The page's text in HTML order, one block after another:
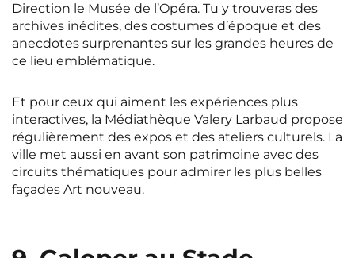
Direction le Musée de l’Opéra. Tu y trouveras des
archives inédites, des costumes d’époque et des
anecdotes surprenantes sur les grandes heures de
ce lieu emblématique.
Et pour ceux qui aiment les expériences plus
interactives, la Médiathèque Valery Larbaud propose
régulièrement des expos et des ateliers culturels. La
ville met aussi en avant son patrimoine avec des
circuits thématiques pour admirer les plus belles
façades Art nouveau.